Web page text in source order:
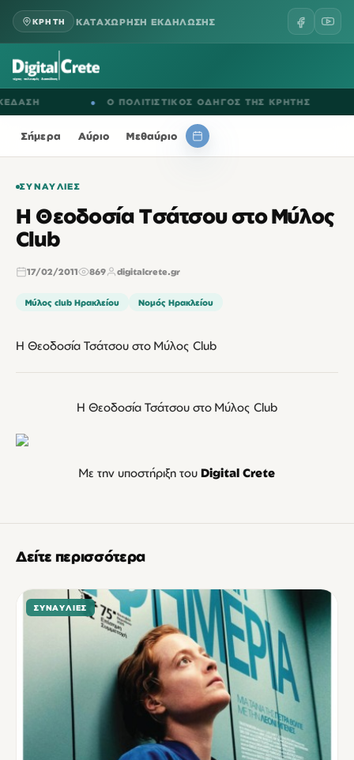
ΚΡΗΤΗ ΚΑΤΑΧΩΡΗΣΗ ΕΚΔΗΛΩΣΗΣ
Ο ΠΟΛΙΤΙΣΤΙΚΟΣ ΟΔΗΓΟΣ ΤΗΣ ΚΡΗΤΗΣ
Σήμερα Αύριο Μεθαύριο
ΣΥΝΑΥΛΊΕΣ
Η Θεοδοσία Τσάτσου στο Μύλος
Club
17/02/2011 869 digitalcrete.gr
Μύλος club Ηρακλείου Νομός Ηρακλείου
Η Θεοδοσία Τσάτσου στο Μύλος Club
Η Θεοδοσία Τσάτσου στο Μύλος Club
Με την υποστήριξη του Digital Crete
Δείτε περισσότερα
ΣΥΝΑΥΛΊΕΣ